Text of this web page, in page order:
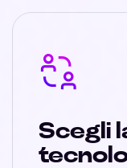
Scegli